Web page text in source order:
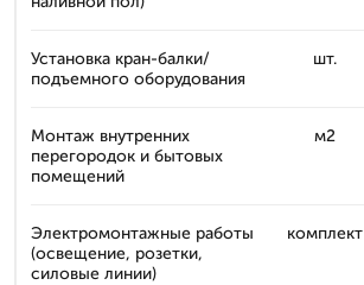
Установка кран-балки/
подъемного оборудования
шт.
Монтаж внутренних
перегородок и бытовых
помещений
м2
Электромонтажные работы
(освещение, розетки,
силовые линии)
комплект